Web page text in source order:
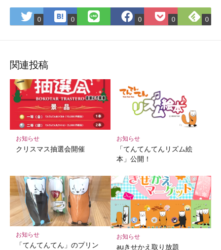
Twitter
で
ア
0 は
て
ク
マ
ー
ク
に
保
存
0
LINE
で
Facebook
で
0
Pocket
に
0
で
0
関連投稿
お知らせ
クリスマス抽選会開催
お知らせ
「てんてんてんリズム絵
本」公開！
お知らせ
「てんてんてん」のプリン
お知らせ
auきせかえ取り放題